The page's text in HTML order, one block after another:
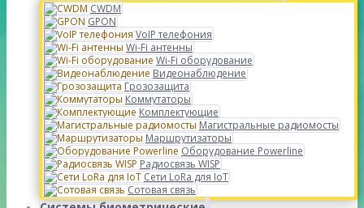
CWDM
GPON
VoIP телефония
Wi-Fi антенны
Wi-Fi оборудование
Видеонаблюдение
Грозозащита
Коммутаторы
Комплектующие
Магистральные радиомосты
Маршрутизаторы
Оборудование Powerline
Радиосвязь WISP
Сети LoRa для IoT
Сотовая связь